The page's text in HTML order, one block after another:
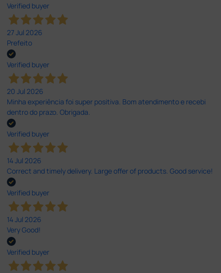
Verified buyer
27 Jul 2026
Prefeito
Verified buyer
20 Jul 2026
Minha experiência foi super positiva. Bom atendimento e recebi
dentro do prazo. Obrigada.
Verified buyer
14 Jul 2026
Correct and timely delivery. Large offer of products. Good service!
Verified buyer
14 Jul 2026
Very Good!
Verified buyer